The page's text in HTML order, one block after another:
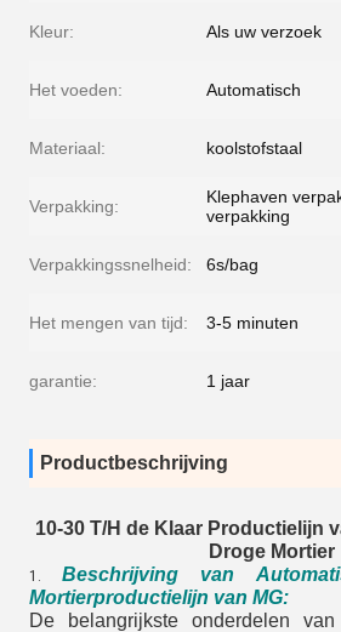
Kleur: Als uw verzoek
Het voeden: Automatisch
Materiaal: koolstofstaal
Verpakking:
Klephaven
verpakking
Verpakkingssnelheid: 6s/bag
Het mengen van tijd: 3-5 minuten
garantie: 1 jaar
Productbeschrijving
10-30 T/H de Klaar Productielijn
Droge Mortier
1.Beschrijving van
Mortierproductielijn van MG:
De belangrijkste onderdelen